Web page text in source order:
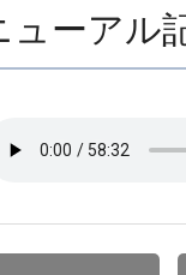
ーアル